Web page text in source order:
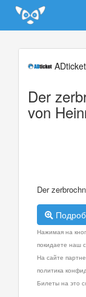
Update cookies
ADticket
Der
von
Der
Нажимая на
покидаете наш
На сайте
политика
Билеты на это